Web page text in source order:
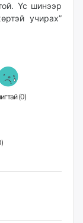
Үс шинээр
учирах”
Гунигтай (0)
)